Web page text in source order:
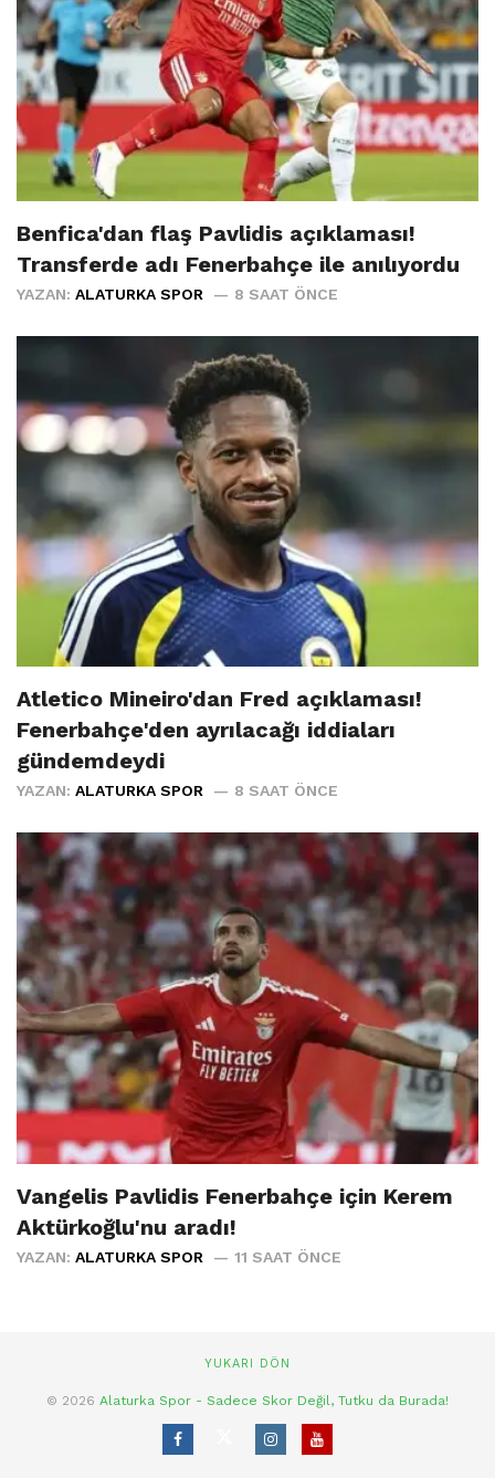
Benfica'dan flaş Pavlidis açıklaması!
Transferde adı Fenerbahçe ile anılıyordu
YAZAN: ALATURKA SPOR 8 SAAT ÖNCE
Atletico Mineiro'dan Fred açıklaması!
Fenerbahçe'den ayrılacağı iddiaları
gündemdeydi
YAZAN: ALATURKA SPOR 8 SAAT ÖNCE
Vangelis Pavlidis Fenerbahçe için Kerem
Aktürkoğlu'nu aradı!
YAZAN: ALATURKA SPOR 11 SAAT ÖNCE
YUKARI DÖN
© 2026 Alaturka Spor - Sadece Skor Değil, Tutku da Burada!